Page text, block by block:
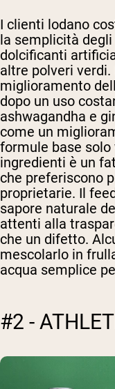
I clienti lodano
la semplicità degli
dolcificanti
altre polveri
miglioramento
dopo un uso
ashwagandha e
come un
formule base
ingredienti è un
che preferiscono
proprietarie. Il
sapore naturale
attenti alla
che un difetto.
mescolarlo in
acqua semplice
#2 -